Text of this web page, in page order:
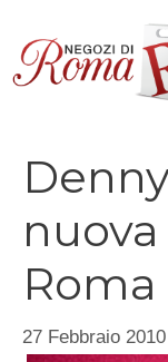
contenuto
Roma
27 Febbraio 2010